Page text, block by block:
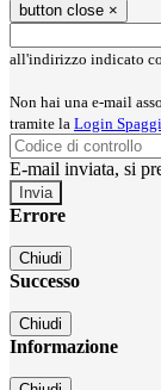
button close ×
all'indirizzo indicato
Non hai una e-mail
tramite la Login
E-mail inviata, si
Errore
Chiudi
Successo
Chiudi
Informazione